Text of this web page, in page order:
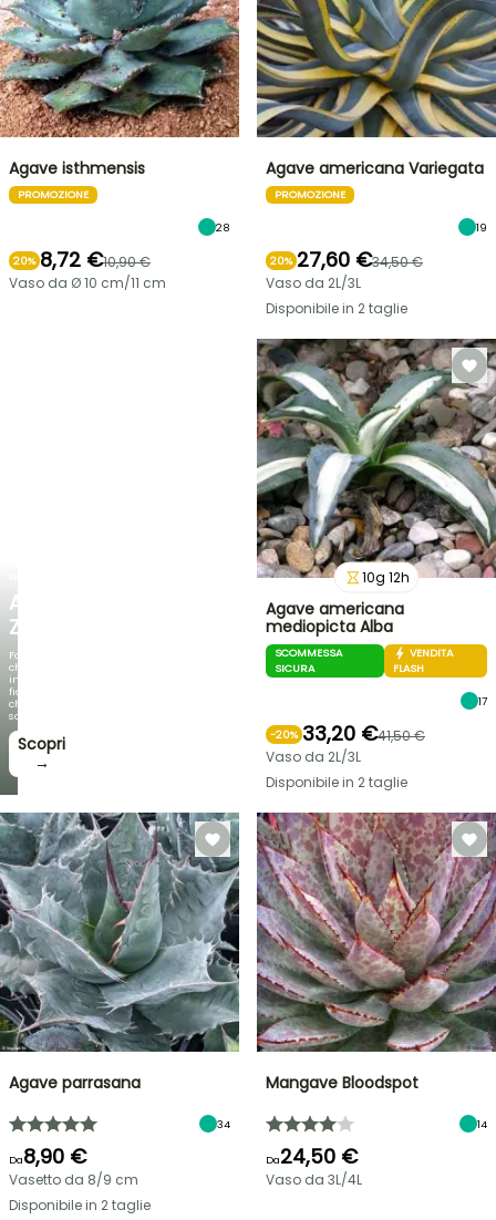
AGAPANTHUS
ZAMBEZI
Fogliami
che
incantano,
fioriture
che
sorprendono!
Scopri
→
Agave isthmensis
PROMOZIONE
28
20% 8,72 €10,90 €
Vaso da Ø 10 cm/11 cm
Agave americana Variegata
PROMOZIONE
19
20% 27,60 €34,50 €
Vaso da 2L/3L
Disponibile in 2 taglie
10g 12h
Agave americana
mediopicta Alba
SCOMMESSA
SICURA
VENDITA
FLASH
17
-20% 33,20 €41,50 €
Vaso da 2L/3L
Disponibile in 2 taglie
Agave parrasana
34
Da8,90 €
Vasetto da 8/9 cm
Disponibile in 2 taglie
Mangave Bloodspot
14
Da24,50 €
Vaso da 3L/4L